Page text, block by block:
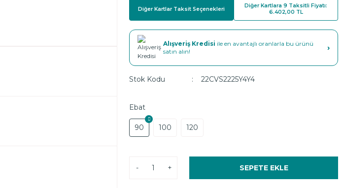
Diğer Kartlar Taksit Seçenekleri
Diğer Kartlara 9 Taksitli Fiyatı:
6.402,00 TL
Alışveriş Kredisi ile en avantajlı oranlarla bu ürünü
satın alın!
›
Stok Kodu 22CVS2225Y4Y4
Ebat
90 100 120
- + SEPETE EKLE